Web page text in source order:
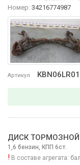
Артикул KBN06LR01
Номер: 34216774987
ДИСК
1,6 бензин, КПП 6ст.
! В составе агрегата: